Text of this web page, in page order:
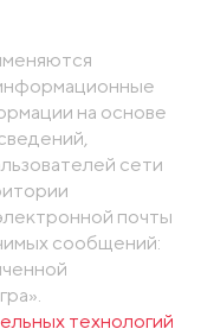
на основе
сети
почты
сообщений:
технологий